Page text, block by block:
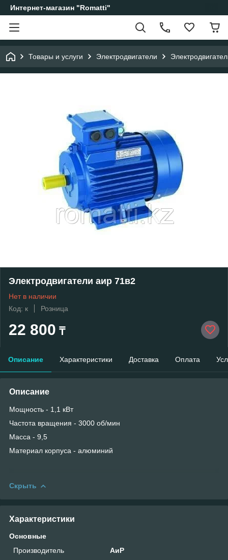
Интернет-магазин "Romatti"
Товары и услуги Электродвигатели
Электродвигатели аир 71в2
Нет в наличии
Код: к
Розница
22 800 ₸
Описание Характеристики Доставка Оплата
Описание
Мощность - 1,1 кВт
Частота вращения - 3000 об/мин
Масса - 9,5
Материал корпуса - алюминий
Скрыть
Характеристики
Основные
Производитель
АиР